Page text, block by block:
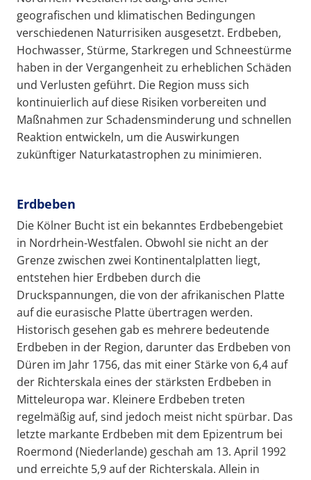
geografischen und klimatischen Bedingungen
verschiedenen Naturrisiken ausgesetzt. Erdbeben,
Hochwasser, Stürme, Starkregen und Schneestürme
haben in der Vergangenheit zu erheblichen Schäden
und Verlusten geführt. Die Region muss sich
kontinuierlich auf diese Risiken vorbereiten und
Maßnahmen zur Schadensminderung und schnellen
Reaktion entwickeln, um die Auswirkungen
zukünftiger Naturkatastrophen zu minimieren.
Erdbeben
Die Kölner Bucht ist ein bekanntes Erdbebengebiet
in Nordrhein-Westfalen. Obwohl sie nicht an der
Grenze zwischen zwei Kontinentalplatten liegt,
entstehen hier Erdbeben durch die
Druckspannungen, die von der afrikanischen Platte
auf die eurasische Platte übertragen werden.
Historisch gesehen gab es mehrere bedeutende
Erdbeben in der Region, darunter das Erdbeben von
Düren im Jahr 1756, das mit einer Stärke von 6,4 auf
der Richterskala eines der stärksten Erdbeben in
Mitteleuropa war. Kleinere Erdbeben treten
regelmäßig auf, sind jedoch meist nicht spürbar. Das
letzte markante Erdbeben mit dem Epizentrum bei
Roermond (Niederlande) geschah am 13. April 1992
und erreichte 5,9 auf der Richterskala. Allein in